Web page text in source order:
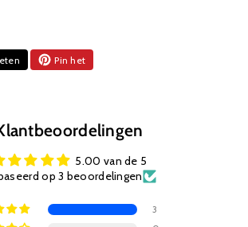
Pin het
5.00 van de 5
op 3 beoordelingen
3